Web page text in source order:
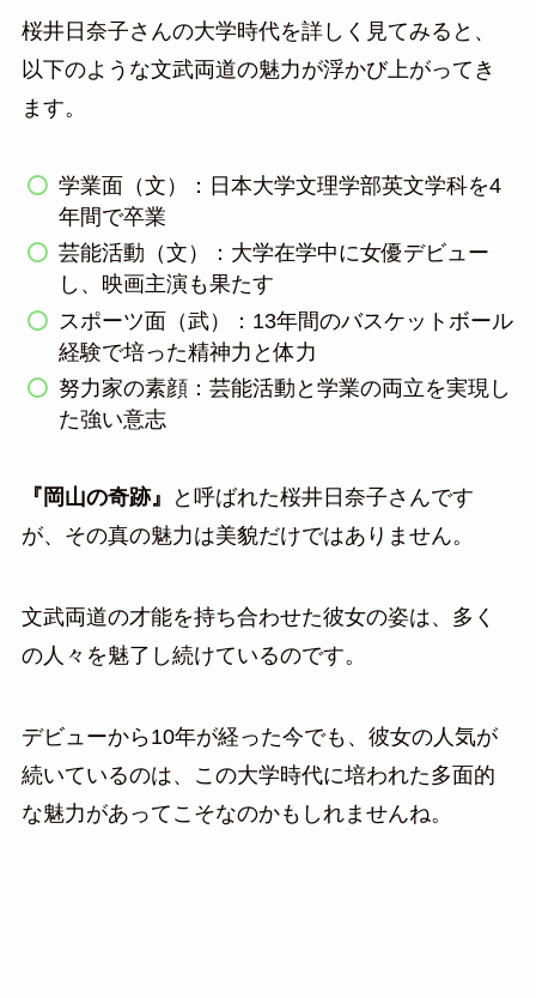
桜井日奈子さんの大学時代を詳しく見てみると、
以下のような文武両道の魅力が浮かび上がってき
ます。
学業面（文）：日本大学文理学部英文学科を4
年間で卒業
芸能活動（文）：大学在学中に女優デビュー
し、映画主演も果たす
スポーツ面（武）：13年間のバスケットボール
経験で培った精神力と体力
努力家の素顔：芸能活動と学業の両立を実現し
た強い意志
『岡山の奇跡』
と呼ばれた桜井日奈子さんです
が、その真の魅力は美貌だけではありません。
文武両道の才能を持ち合わせた彼女の姿は、多く
の人々を魅了し続けているのです。
デビューから10年が経った今でも、彼女の人気が
続いているのは、この大学時代に培われた多面的
な魅力があってこそなのかもしれませんね。